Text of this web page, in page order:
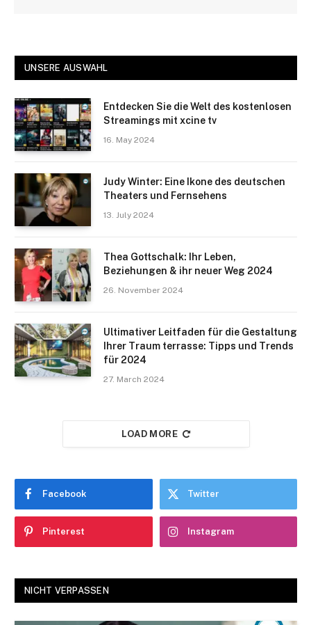
UNSERE AUSWAHL
Entdecken Sie die Welt des kostenlosen
Streamings mit xcine tv
16. May 2024
Judy Winter: Eine Ikone des deutschen
Theaters und Fernsehens
13. July 2024
Thea Gottschalk: Ihr Leben,
Beziehungen & ihr neuer Weg 2024
26. November 2024
Ultimativer Leitfaden für die Gestaltung
Ihrer Traum terrasse: Tipps und Trends
für 2024
27. March 2024
LOAD MORE
Facebook Twitter
Pinterest Instagram
NICHT VERPASSEN